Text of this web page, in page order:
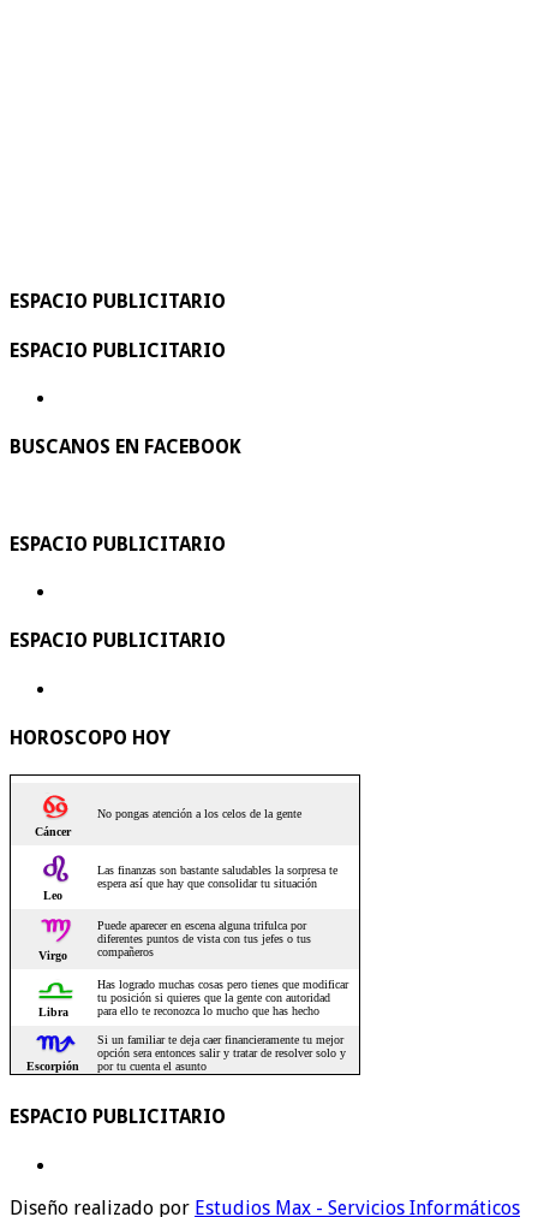
ESPACIO PUBLICITARIO
ESPACIO PUBLICITARIO
BUSCANOS EN FACEBOOK
ESPACIO PUBLICITARIO
ESPACIO PUBLICITARIO
HOROSCOPO HOY
ESPACIO PUBLICITARIO
Diseño realizado por Estudios Max - Servicios Informáticos